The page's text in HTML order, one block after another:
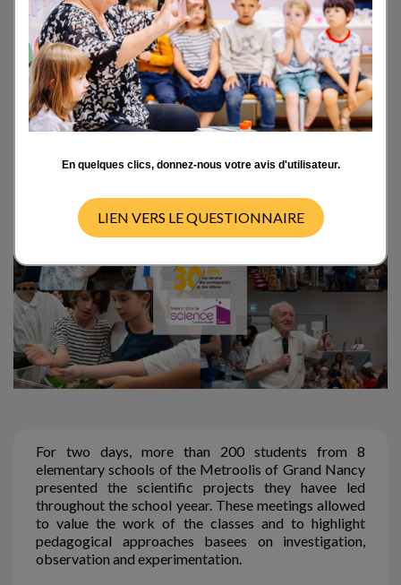
Lorraine organized major event at the Nancy
Town Hall on 13 and 14 June 2025, in
partnership with the Académie Nancy-Metz,
the Unversity of Lorraine and the INSPE de
Lorraine.
For two days, more than 200 students from 8
elementary schools of the Metroolis of Grand Nancy
presented the scientific projects they havee led
throughout the school yeear. These meetings allowed
to value the work of the classes and to highlight
pedagogical approaches basees on investigation,
observation and experimentation.
En quelques clics, donnez-nous votre avis d'utilisateur.
LIEN VERS LE QUESTIONNAIRE